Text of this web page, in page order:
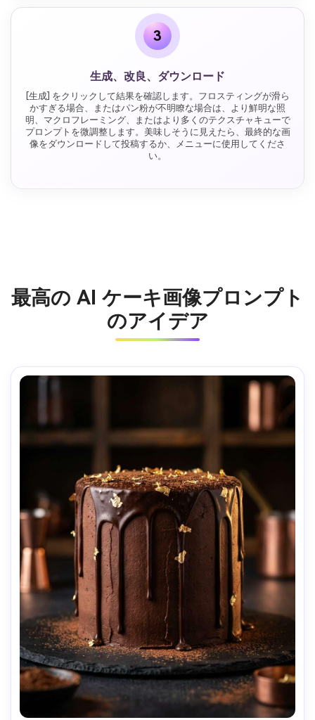
3
生成、改良、ダウンロード
[生成] をクリックして結果を確認します。フロスティングが滑ら
かすぎる場合、またはパン粉が不明瞭な場合は、より鮮明な照
明、マクロフレーミング、またはより多くのテクスチャキューで
プロンプトを微調整します。美味しそうに見えたら、最終的な画
像をダウンロードして投稿するか、メニューに使用してくださ
い。
最高の AI ケーキ画像プロンプト
のアイデア